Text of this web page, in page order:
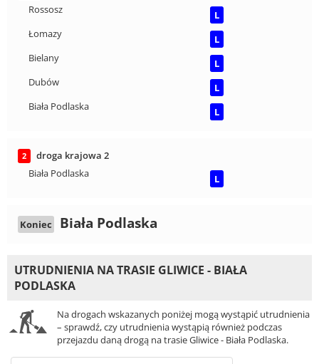
Rossosz
L
Łomazy
L
Bielany
L
Dubów
L
Biała Podlaska
L
2
droga krajowa 2
Biała Podlaska
L
Koniec Biała Podlaska
UTRUDNIENIA NA TRASIE GLIWICE - BIAŁA
PODLASKA
Na drogach wskazanych poniżej mogą wystąpić utrudnienia
– sprawdź, czy utrudnienia wystąpią również podczas
przejazdu daną drogą na trasie Gliwice - Biała Podlaska.